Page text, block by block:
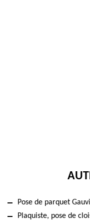
Pose de parquet
Plaquiste, pose de